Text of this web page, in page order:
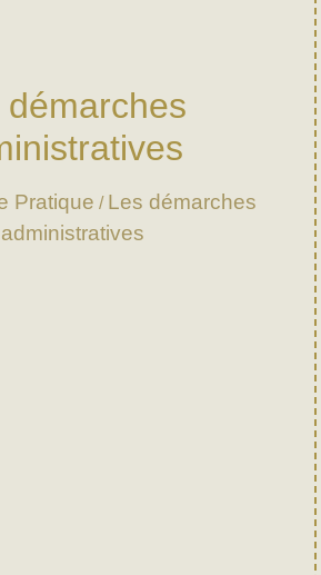
démarches
Pratique / Les démarches
administratives